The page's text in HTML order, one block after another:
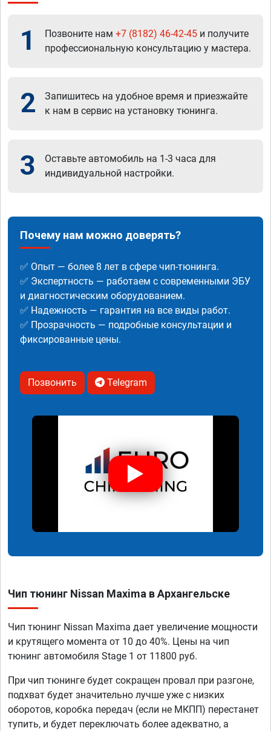
1 Позвоните нам +7 (8182) 46-42-45 и получите
профессиональную консультацию у мастера.
2
Запишитесь на удобное время и приезжайте
к нам в сервис на установку тюнинга.
3
Оставьте автомобиль на 1-3 часа для
индивидуальной настройки.
Почему нам можно доверять?
✅ Опыт — более 8 лет в сфере чип-тюнинга.
✅ Экспертность — работаем с современными ЭБУ
и диагностическим оборудованием.
✅ Надежность — гарантия на все виды работ.
✅ Прозрачность — подробные консультации и
фиксированные цены.
Позвонить Telegram
Чип тюнинг Nissan Maxima в Архангельске
Чип тюнинг Nissan Maxima дает увеличение мощности
и крутящего момента от 10 до 40%. Цены на чип
тюнинг автомобиля Stage 1 от 11800 руб.
При чип тюнинге будет сокращен провал при разгоне,
подхват будет значительно лучше уже с низких
оборотов, коробка передач (если не МКПП) перестанет
тупить, и будет переключать более адекватно, а